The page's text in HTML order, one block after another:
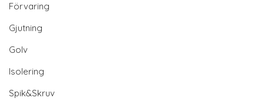
Förvaring
Gjutning
Golv
Isolering
Spik&Skruv